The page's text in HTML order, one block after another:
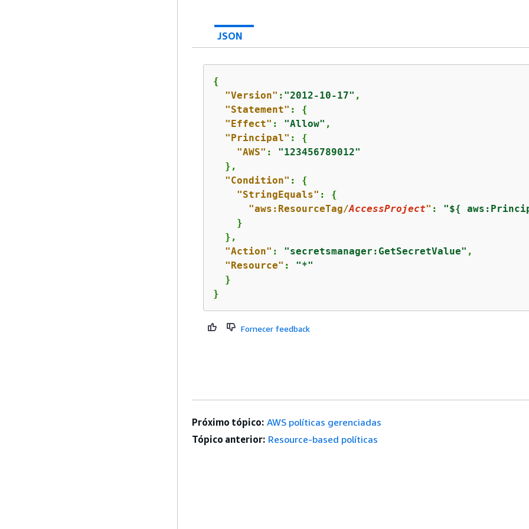
JSON
{
"Version" : "2012-10-17" ,
"Statement" : {
"Effect" : "Allow" ,
"Principal" : {
"AWS" : "123456789012"
  },
"Condition" : {
"StringEquals" : {
"aws:ResourceTag/AccessProject" : "${
    }
  },
"Action" : "secretsmanager:GetSecretValue" ,
"Resource" : "*"
  }
}
Fornecer feedback
Próximo tópico: AWS políticas gerenciadas
Tópico anterior: Resource-based políticas